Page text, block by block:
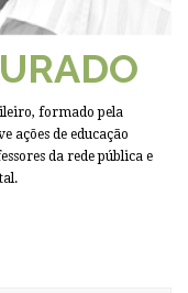
formado pela
ações de educação
da rede pública e